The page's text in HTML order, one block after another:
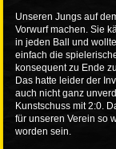
Unseren Jungs auf
Vorwurf machen. Sie
in jeden Ball und
einfach die
konsequent zu Ende
Das hatte leider der
auch nicht ganz
Kunstschuss mit 2:0.
für unseren Verein so
worden sein.